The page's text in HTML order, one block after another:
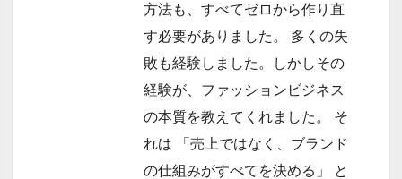
方法も、すべてゼロから作り直
す必要がありました。 多くの失
敗も経験しました。しかしその
経験が、ファッションビジネス
の本質を教えてくれました。 そ
れは 「売上ではなく、ブランド
の仕組みがすべてを決める」 と